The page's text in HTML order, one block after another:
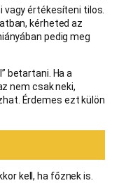
értékesíteni tilos.
kérheted az
pedig meg
betartani. Ha a
nem csak neki,
Érdemes ezt külön
kell, ha főznek is.